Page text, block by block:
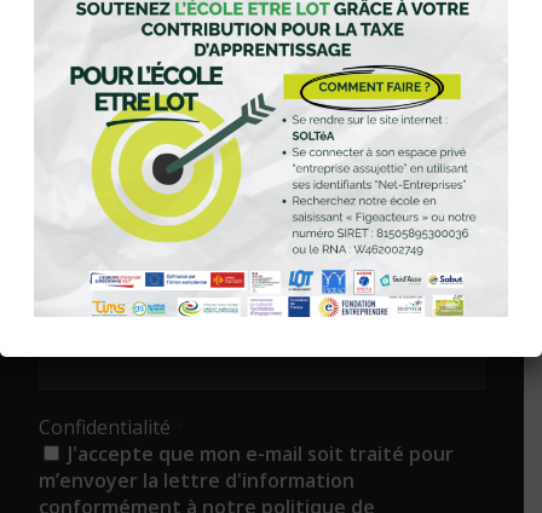
exploitations agricoles, associations et collectivités. Ils
offrent aux jeunes des mises en situation réelles et
l’opportunité de se projeter dans des métiers d’avenir, en
lien direct avec les enjeux de la
transition écologique.
ABONNEZ-VOUS À LA NEWS DES
FIGEACTEURS !
Confidentialité
J'accepte que mon e-mail soit traité pour
m’envoyer la lettre d'information
conformément à notre politique de